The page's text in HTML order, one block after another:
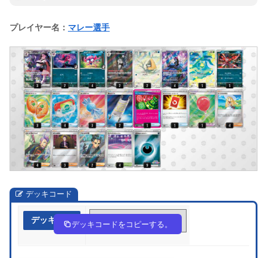
プレイヤー名： マレー選手
デッキコード
デッキ作成 ac8D84-bTQz5k-4c4GDx
デッキコードをコピーする。